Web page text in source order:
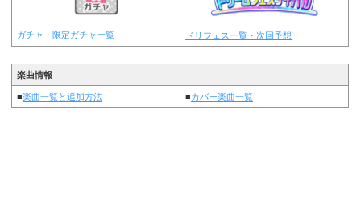
ガチャ・限定ガチャ一覧 ドリフェス一覧・次回予想
楽曲情報
■楽曲一覧と追加方法 ■カバー楽曲一覧